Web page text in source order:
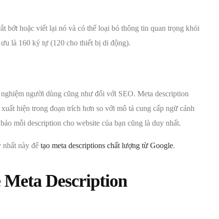
bớt hoặc viết lại nó và có thể loại bỏ thông tin quan trọng khỏi
là 160 ký tự (120 cho thiết bị di động).
người dùng cũng như đối với SEO. Meta description
hiện trong đoạn trích hơn so với mô tả cung cấp ngữ cảnh
mỗi description cho website của bạn cũng là duy nhất.
nhất này để tạo meta descriptions chất lượng từ Google.
Meta Description